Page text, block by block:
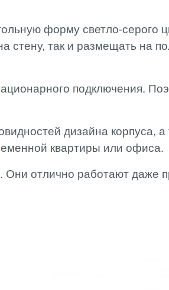
форму светло-серого
стену, так и размещать на
подключения.
дизайна корпуса, а
квартиры или офиса.
отлично работают даже